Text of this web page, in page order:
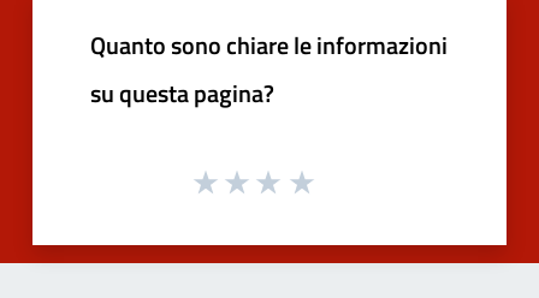
Quanto sono chiare le informazioni
su questa pagina?